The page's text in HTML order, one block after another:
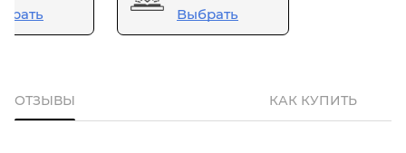
Выбрать
ОТЗЫВЫ КАК КУПИТЬ